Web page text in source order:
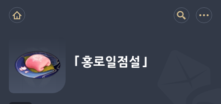
「홍로일점설」